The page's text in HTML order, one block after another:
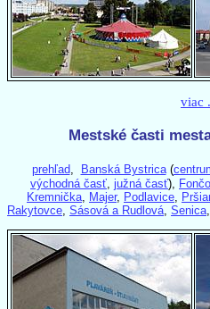
viac
Mestské časti
prehľad, Banská Bystrica(
východná časť južná časť),
Kremnička Majer, Podlavice
Rakytovce Sásová a Rudlová Senica